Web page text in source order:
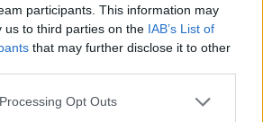
participants. This information may
us to third parties on the IAB’s List of
that may further disclose it to other
Opt Outs
empreendedorismo,
cooperação entre territórios,
económico,
da Beira